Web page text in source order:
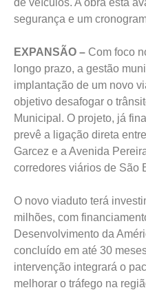
segurança e um
EXPANSÃO – Com foco
longo prazo, a gestão
implantação de um novo
objetivo desafogar o
Municipal. O projeto, já
prevê a ligação direta
Garcez e a Avenida
corredores viários de São
O novo viaduto terá
milhões, com
Desenvolvimento da
concluído em até 30
intervenção integrará o
melhorar o tráfego na